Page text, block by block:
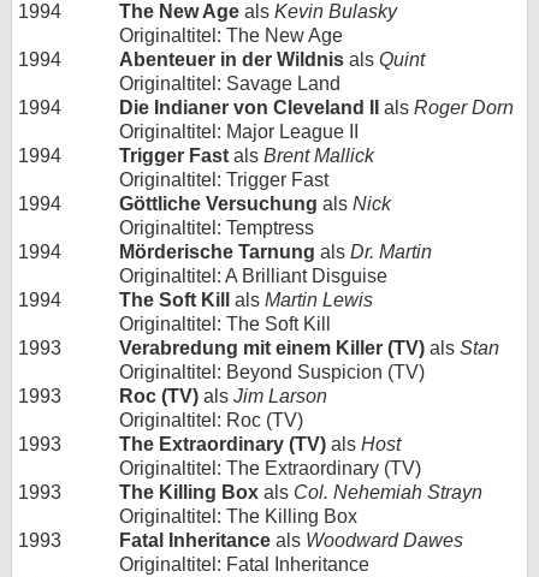
1994
The New Age als Kevin Bulasky
Originaltitel: The New Age
1994
Abenteuer in der Wildnis als Quint
Originaltitel: Savage Land
1994
Die Indianer von Cleveland II als Roger Dorn
Originaltitel: Major League II
1994
Trigger Fast als Brent Mallick
Originaltitel: Trigger Fast
1994
Göttliche Versuchung als Nick
Originaltitel: Temptress
1994
Mörderische Tarnung als Dr. Martin
Originaltitel: A Brilliant Disguise
1994
The Soft Kill als Martin Lewis
Originaltitel: The Soft Kill
1993
Verabredung mit einem Killer (TV) als Stan
Originaltitel: Beyond Suspicion (TV)
1993
Roc (TV) als Jim Larson
Originaltitel: Roc (TV)
1993
The Extraordinary (TV) als Host
Originaltitel: The Extraordinary (TV)
1993
The Killing Box als Col. Nehemiah Strayn
Originaltitel: The Killing Box
1993
Fatal Inheritance als Woodward Dawes
Originaltitel: Fatal Inheritance